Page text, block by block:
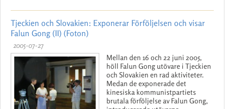
Tjeckien och Slovakien: Exponerar Förföljelsen och visar
Falun Gong (II) (Foton)
2005-07-27
Mellan den 16 och 22 juni 2005,
höll Falun Gong utövare i Tjeckien
och Slovakien en rad aktiviteter.
Medan de exponerade det
kinesiska kommunistpartiets
brutala förföljelse av Falun Gong,